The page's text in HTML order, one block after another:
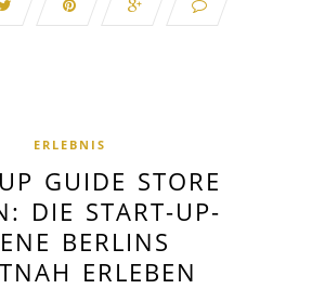
ERLEBNIS
GUIDE STORE
DIE START-UP-
BERLINS
ERLEBEN